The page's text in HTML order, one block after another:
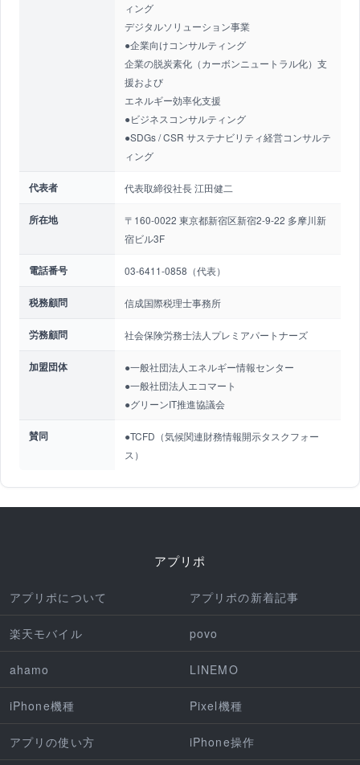
ィング
デジタルソリューション事業
●企業向けコンサルティング
企業の脱炭素化（カーボンニュートラル化）支
援および
エネルギー効率化支援
●ビジネスコンサルティング
●SDGs / CSR サステナビリティ経営コンサルテ
ィング
代表者 代表取締役社長 江田健二
所在地
〒160-0022 東京都新宿区新宿2-9-22 多摩川新
宿ビル3F
電話番号 03-6411-0858（代表）
税務顧問 信成国際税理士事務所
労務顧問 社会保険労務士法人プレミアパートナーズ
加盟団体
●一般社団法人エネルギー情報センター
●一般社団法人エコマート
●グリーンIT推進協議会
賛同
●TCFD（気候関連財務情報開示タスクフォー
ス）
アプリポ
アプリポについて アプリポの新着記事
楽天モバイル povo
ahamo LINEMO
iPhone機種 Pixel機種
アプリの使い方 iPhone操作